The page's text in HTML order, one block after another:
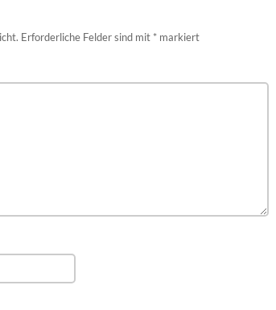
Erforderliche Felder sind mit * markiert